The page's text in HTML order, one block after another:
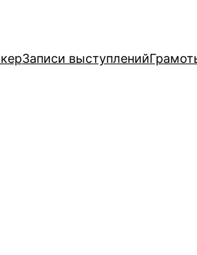
Записи выступлений